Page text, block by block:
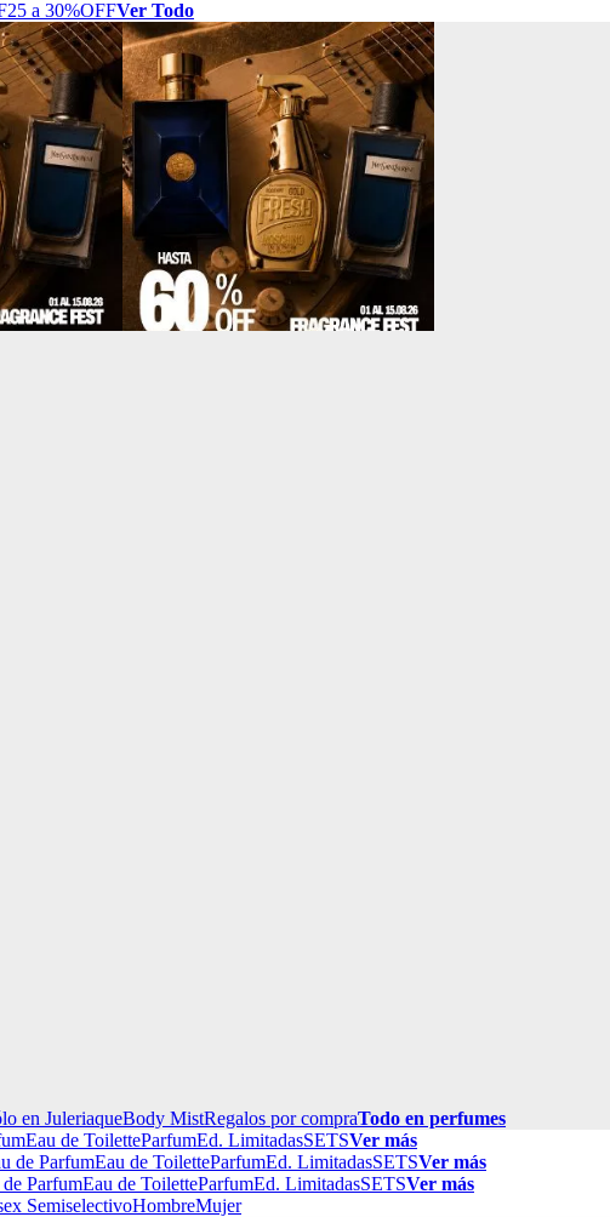
25 a 30%OFFVer Todo
en JuleriaqueBody MistRegalos por compraTodo en perfumes
Eau de ToiletteParfumEd. LimitadasSETSVer más
de ParfumEau de ToiletteParfumEd. LimitadasSETSVer más
ParfumEau de ToiletteParfumEd. LimitadasSETSVer más
SemiselectivoHombreMujer